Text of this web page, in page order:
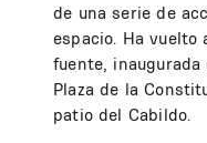
de una serie de
espacio. Ha
fuente, inaugurada
Plaza de la
patio del Cabildo.